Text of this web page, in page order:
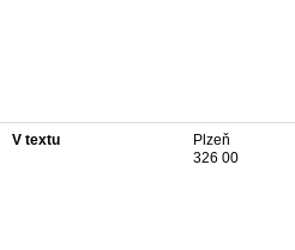
V textu
Plzeň
326 00